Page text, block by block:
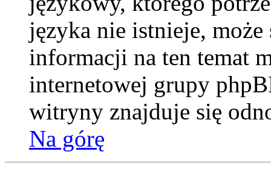
języka nie istnieje,
informacji na ten temat
internetowej grupy
witryny znajduje się
Na górę